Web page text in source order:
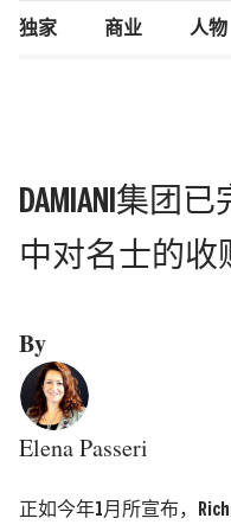
独家 商业 人物
DAMIANI集团
中对名士的收
By
Elena Passeri
正如今年1月所宣布，